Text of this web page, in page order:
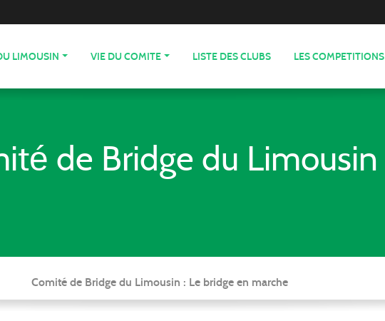
LIMOUSIN VIE DU COMITE LISTE DES CLUBS LES COMPETITIONS
de Bridge du Limousin
Comité de Bridge du Limousin : Le bridge en marche